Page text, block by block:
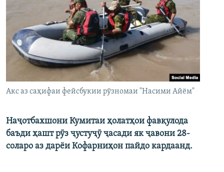
Акс аз саҳифаи фейсбукии рӯзномаи "Насими Айём"
Наҷотбахшони Кумитаи ҳолатҳои фавқулода
баъди ҳашт рӯз ҷустуҷӯ ҷасади як ҷавони 28-
соларо аз дарёи Кофарниҳон пайдо кардаанд.